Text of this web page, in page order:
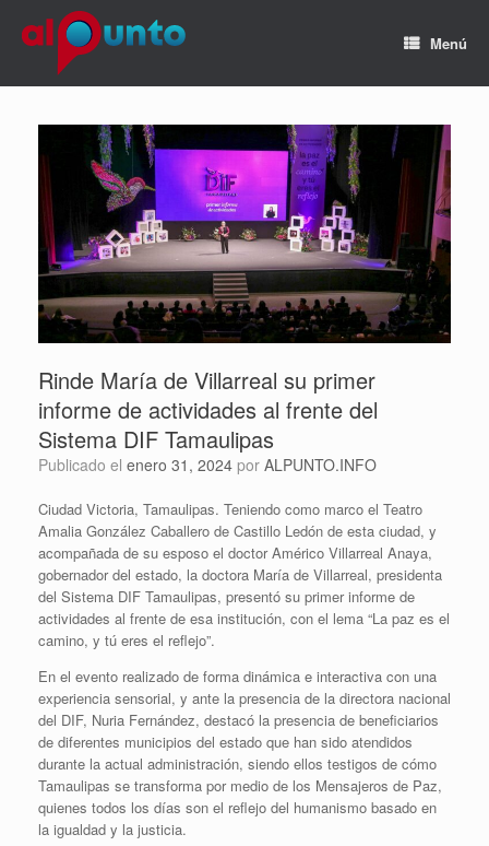
Menú
Rinde María de Villarreal su primer
informe de actividades al frente del
Sistema DIF Tamaulipas
Publicado el enero 31, 2024 por ALPUNTO.INFO
Ciudad Victoria, Tamaulipas. Teniendo como marco el Teatro
Amalia González Caballero de Castillo Ledón de esta ciudad, y
acompañada de su esposo el doctor Américo Villarreal Anaya,
gobernador del estado, la doctora María de Villarreal, presidenta
del Sistema DIF Tamaulipas, presentó su primer informe de
actividades al frente de esa institución, con el lema “La paz es el
camino, y tú eres el reflejo”.
En el evento realizado de forma dinámica e interactiva con una
experiencia sensorial, y ante la presencia de la directora nacional
del DIF, Nuria Fernández, destacó la presencia de beneficiarios
de diferentes municipios del estado que han sido atendidos
durante la actual administración, siendo ellos testigos de cómo
Tamaulipas se transforma por medio de los Mensajeros de Paz,
quienes todos los días son el reflejo del humanismo basado en
la igualdad y la justicia.